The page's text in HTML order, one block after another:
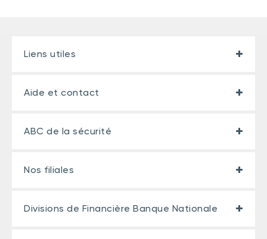
Liens utiles
Aide et contact
ABC de la sécurité
Nos filiales
Divisions de Financière Banque Nationale